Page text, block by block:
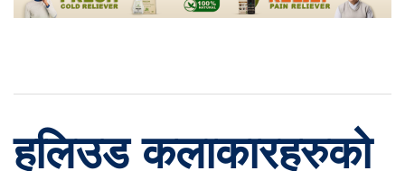
हलिउड कलाकारहरुको